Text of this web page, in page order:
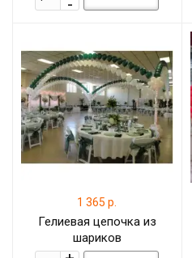
1 365 р.
Гелиевая цепочка из
шариков